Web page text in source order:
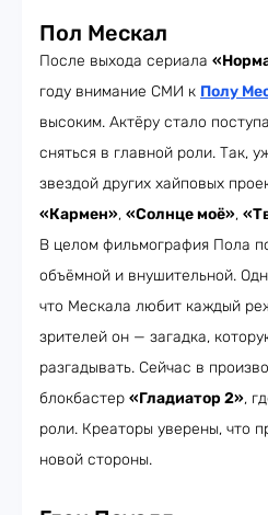
Пол Мескал
После выхода сериала
году внимание СМИ к Полу
высоким. Актёру стало
сняться в главной роли. Так,
звездой других хайповых
«Кармен», «Солнце моё»,
В целом фильмография Пола
объёмной и внушительной.
что Мескала любит каждый
зрителей он — загадка,
разгадывать. Сейчас в
блокбастер «Гладиатор 2»,
роли. Креаторы уверены, что
новой стороны.